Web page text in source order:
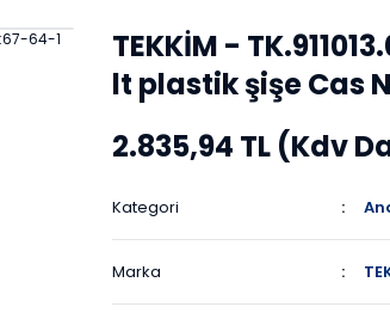
TEKKİM -
lt plastik şişe Cas
2.835,94 TL (Kdv
Kategori
Marka